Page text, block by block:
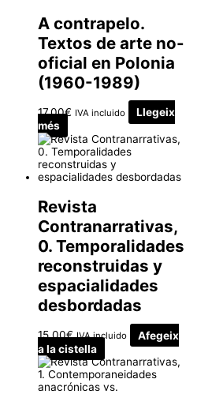
A contrapelo.
Textos de arte no-
oficial en Polonia
(1960-1989)
17.00€ IVA incluido
Llegeix
més
Revista
Contranarrativas,
0. Temporalidades
reconstruidas y
espacialidades
desbordadas
15.00€ IVA incluido
Afegeix
a la cistella